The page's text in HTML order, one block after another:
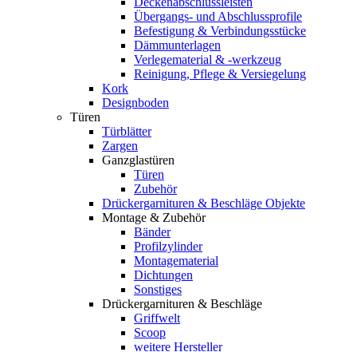
Übergangs- und Abschlussprofile
Befestigung & Verbindungsstücke
Dämmunterlagen
Verlegematerial & -werkzeug
Reinigung, Pflege & Versiegelung
Kork
Designboden
Türen
Türblätter
Zargen
Ganzglastüren
Türen
Zubehör
Drückergarnituren & Beschläge Objekte
Montage & Zubehör
Bänder
Profilzylinder
Montagematerial
Dichtungen
Sonstiges
Drückergarnituren & Beschläge
Griffwelt
Scoop
weitere Hersteller